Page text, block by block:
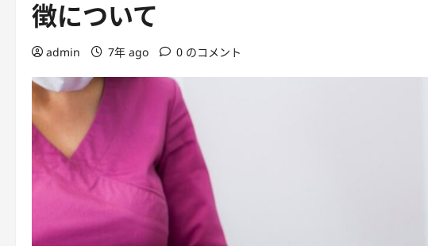
徴について
admin 7年 ago 0 のコメント